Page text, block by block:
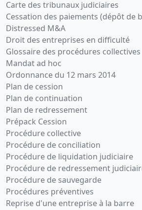
Carte des tribunaux judiciaires
Cessation des paiements (dépôt de
Distressed M&A
Droit des entreprises en difficulté
Glossaire des procédures collectives
Mandat ad hoc
Ordonnance du 12 mars 2014
Plan de cession
Plan de continuation
Plan de redressement
Prépack Cession
Procédure collective
Procédure de conciliation
Procédure de liquidation judiciaire
Procédure de redressement
Procédure de sauvegarde
Procédures préventives
Reprise d'une entreprise à la barre